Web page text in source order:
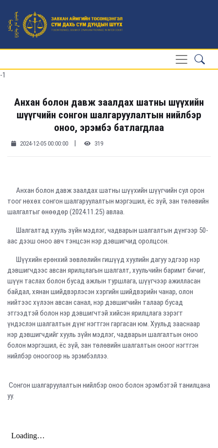
-1
Анхан болон давж заалдах шатны шүүхийн
шүүгчийн сонгон шалгаруулалтын нийлбэр
оноо, эрэмбэ батлагдлаа
2024-12-05 00:00:00 | 319
Анхан болон давж заалдах шатны шүүхийн шүүгчийн сул орон
тоог нөхөх сонгон шалгаруулалтын мэргэшил, ёс зүй, зан төлөвийн
шалгалтыг өнөөдөр (2024.11.25) авлаа.
Шалгалтад хууль зүйн мэдлэг, чадварын шалгалтын дүнгээр 50-
аас дээш оноо авч тэнцсэн нэр дэвшигчид оролцсон.
Шүүхийн ерөнхий зөвлөлийн гишүүд хуулийн дагуу эдгээр нэр
дэвшигчдээс авсан ярилцлагын шалгалт, хуульчийн баримт бичиг,
шүүн таслах болон бусад ажлын туршлага, шүүгчээр ажилласан
байдал, хянан шийдвэрлэсэн хэргийн шийдвэрийн чанар, олон
нийтээс хүлээн авсан санал, нэр дэвшигчийн талаар бусад
этгээдтэй болон нэр дэвшигчтэй хийсэн ярилцлага зэрэгт
үндэслэн шалгалтын дүнг нэгтгэн гаргасан юм. Хуульд зааснаар
нэр дэвшигчдийг хууль зүйн мэдлэг, чадварын шалгалтын оноо
болон мэргэшил, ёс зүй, зан төлөвийн шалгалтын оноог нэгтгэн
нийлбэр оноогоор нь эрэмбэллээ.
Сонгон шалгаруулалтын нийлбэр оноо болон эрэмбэтэй танилцана
уу.